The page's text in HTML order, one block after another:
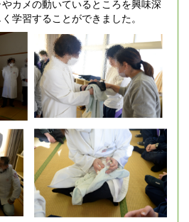
カメの動いているところを興味深
学習することができました。